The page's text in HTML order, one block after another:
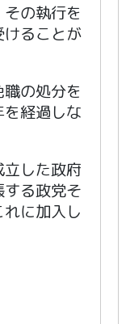
の執行を
ることが
の処分を
経過しな
した政府
る政党そ
に加入し